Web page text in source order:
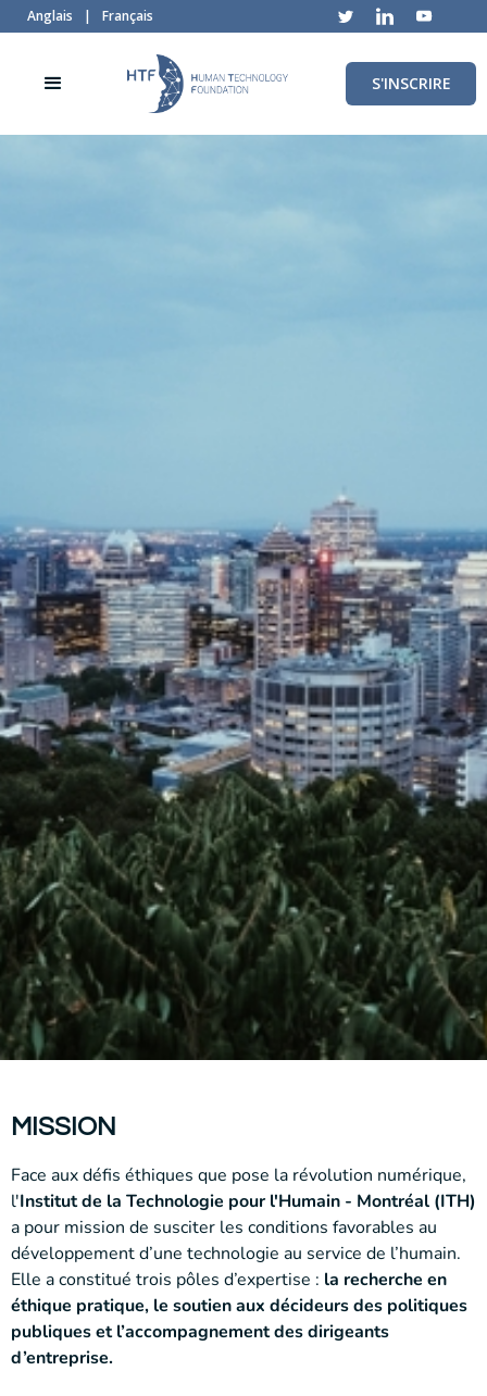
Anglais | Français
S'INSCRIRE
MISSION
Face aux défis éthiques que pose la révolution numérique,
l'Institut de la Technologie pour l'Humain - Montréal (ITH)
a pour mission de susciter les conditions favorables au
développement d’une technologie au service de l’humain.
Elle a constitué trois pôles d’expertise : la recherche en
éthique pratique, le soutien aux décideurs des politiques
publiques et l’accompagnement des dirigeants
d’entreprise.